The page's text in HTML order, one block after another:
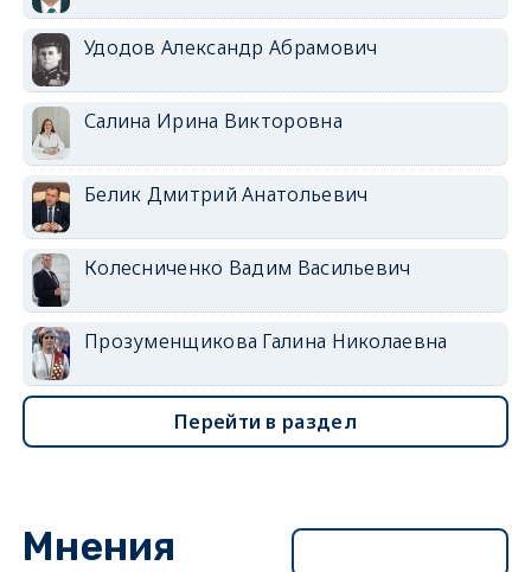
Удодов Александр Абрамович
Салина Ирина Викторовна
Белик Дмитрий Анатольевич
Колесниченко Вадим Васильевич
Прозуменщикова Галина Николаевна
Перейти в раздел
Мнения